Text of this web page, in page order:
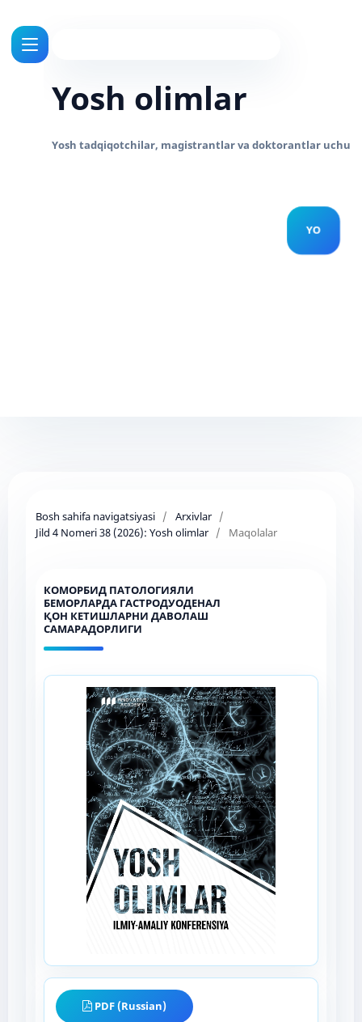
Yosh olimlar
Bosh sahifa navigatsiyasi / Arxivlar /
Jild 4 Nomeri 38 (2026): Yosh olimlar / Maqolalar
КОМОРБИД ПАТОЛОГИЯЛИ
БЕМОРЛАРДА ГАСТРОДУОДЕНАЛ
ҚОН КЕТИШЛАРНИ ДАВОЛАШ
САМАРАДОРЛИГИ
PDF (Russian)